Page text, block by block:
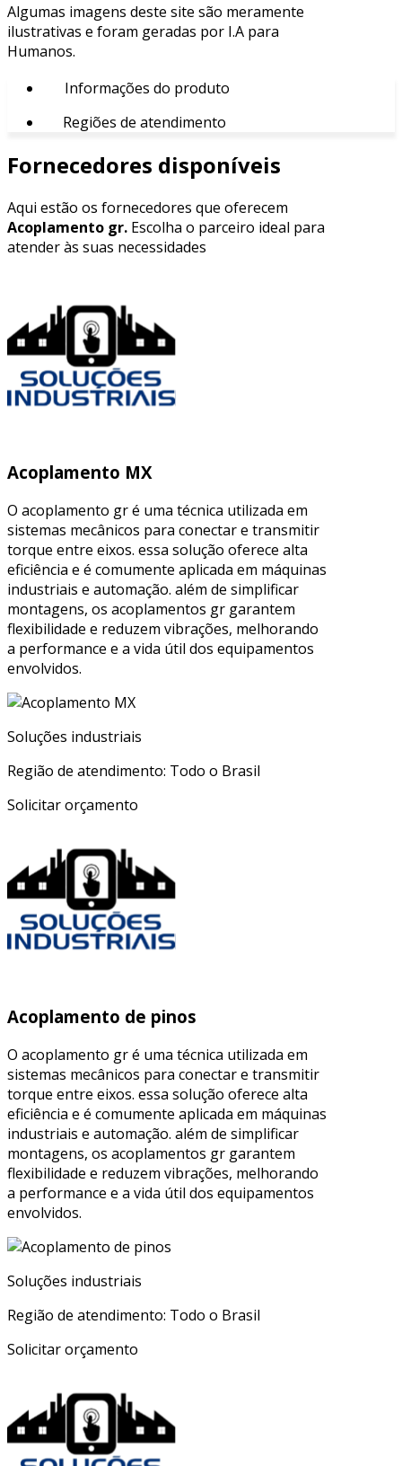
Algumas imagens deste site são meramente
ilustrativas e foram geradas por I.A para
Humanos.
Informações do produto
Regiões de atendimento
Fornecedores disponíveis
Aqui estão os fornecedores que oferecem
Acoplamento gr. Escolha o parceiro ideal para
atender às suas necessidades
Acoplamento MX
O acoplamento gr é uma técnica utilizada em
sistemas mecânicos para conectar e transmitir
torque entre eixos. essa solução oferece alta
eficiência e é comumente aplicada em máquinas
industriais e automação. além de simplificar
montagens, os acoplamentos gr garantem
flexibilidade e reduzem vibrações, melhorando
a performance e a vida útil dos equipamentos
envolvidos.
Soluções industriais
Região de atendimento: Todo o Brasil
Solicitar orçamento
Acoplamento de pinos
O acoplamento gr é uma técnica utilizada em
sistemas mecânicos para conectar e transmitir
torque entre eixos. essa solução oferece alta
eficiência e é comumente aplicada em máquinas
industriais e automação. além de simplificar
montagens, os acoplamentos gr garantem
flexibilidade e reduzem vibrações, melhorando
a performance e a vida útil dos equipamentos
envolvidos.
Soluções industriais
Região de atendimento: Todo o Brasil
Solicitar orçamento